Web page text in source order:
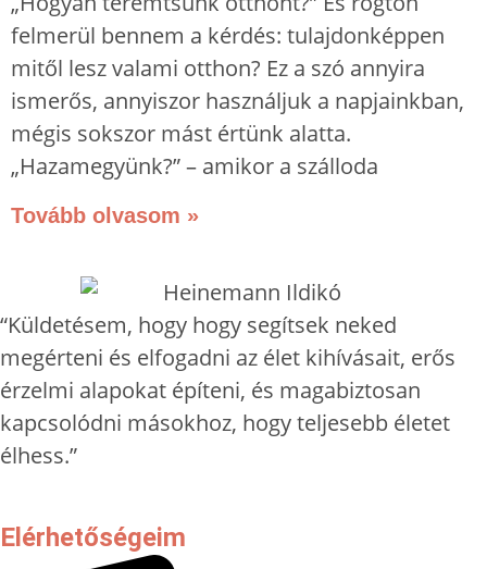
felmerül bennem a kérdés: tulajdonképpen
mitől lesz valami otthon? Ez a szó annyira
ismerős, annyiszor használjuk a napjainkban,
mégis sokszor mást értünk alatta.
„Hazamegyünk?” – amikor a szálloda
Tovább olvasom »
“Küldetésem, hogy hogy segítsek neked
megérteni és elfogadni az élet kihívásait, erős
érzelmi alapokat építeni, és magabiztosan
kapcsolódni másokhoz, hogy teljesebb életet
élhess.”
Elérhetőségeim